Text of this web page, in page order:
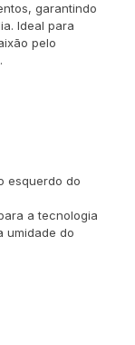
garantindo
Ideal para
pelo
esquerdo do
a tecnologia
umidade do